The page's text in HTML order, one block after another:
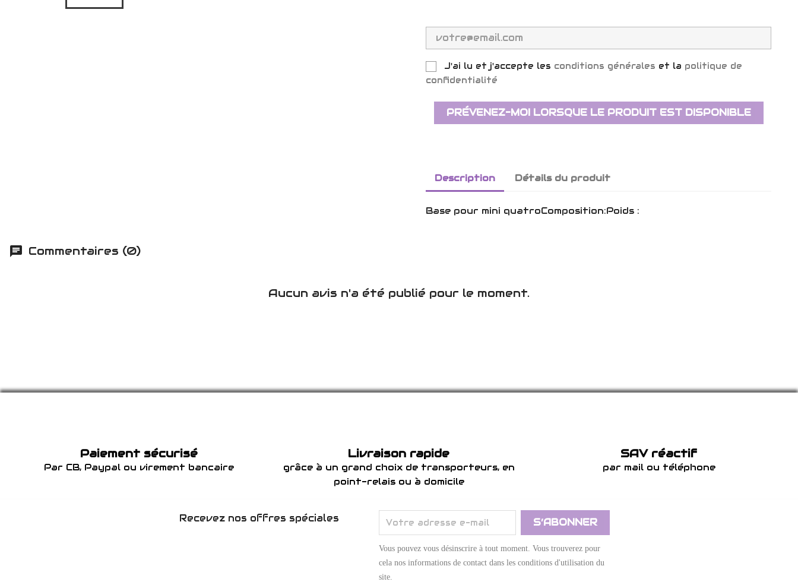
J'ai lu et j'accepte les conditions générales et la politique de
confidentialité
PRÉVENEZ-MOI LORSQUE LE PRODUIT EST DISPONIBLE
Description Détails du produit
Base pour mini quatroComposition:Poids :
Commentaires (0)
Aucun avis n'a été publié pour le moment.
Paiement sécurisé
Par CB, Paypal ou virement bancaire
Livraison rapide
grâce à un grand choix de transporteurs, en
point-relais ou à domicile
SAV réactif
par mail ou téléphone
Recevez nos offres spéciales
Vous pouvez vous désinscrire à tout moment. Vous trouverez pour
cela nos informations de contact dans les conditions d'utilisation du
site.